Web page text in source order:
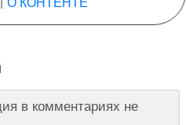
в комментариях не